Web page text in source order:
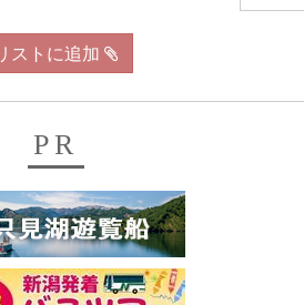
ストに追加
PR